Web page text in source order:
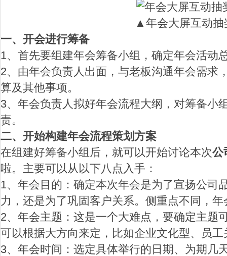
数
字
▲年会大屏互动抽
一、开会进行筹备
1、首先要组建年会筹备小组，确定年会活动
2、由年会负责人出面，与老板沟通年会需求
算及其他事项。
3、年会负责人拟好年会流程大纲，对筹备小
责。
二、开始构建年会流程策划方案
在组建好筹备小组后，就可以开始讨论本次公
啦。主要可以从以下八点入手：
1、年会目的：确定本次年会是为了宣扬公司
力，还是为了巩固客户关系。侧重点不同，
2、年会主题：这是一个大难点，要确定主题
可以根据大方向来定，比如企业文化型、员
3、年会时间：选定具体举行的日期、为期几